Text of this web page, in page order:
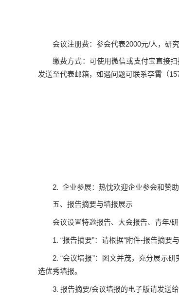
会议注册费：参会代表2000元/人，研
缴费方式：可使用微信或支付宝直接
发送至代表邮箱，如遇问题可联系李霄（
2. 企业参展：热忱欢迎企业参会和赞
五、报告摘要与墙报展示
会议设置特邀报告、大会报告、青年/
1. “报告摘要”：请根据“附件-报告摘要
2. “会议墙报”：图文并茂，充分展示
选优秀墙报。
3. 报告摘要/会议墙报的电子版请发送